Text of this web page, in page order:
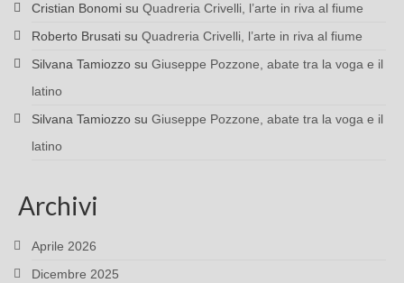
Cristian Bonomi su Quadreria Crivelli, l’arte in riva al fiume
Roberto Brusati su Quadreria Crivelli, l’arte in riva al fiume
Silvana Tamiozzo su Giuseppe Pozzone, abate tra la voga e il
latino
Silvana Tamiozzo su Giuseppe Pozzone, abate tra la voga e il
latino
Archivi
Aprile 2026
Dicembre 2025